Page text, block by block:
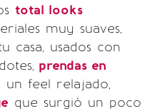
total looks
muy suaves,
casa, usados con
prendas en
un feel relajado,
que surgió un poco